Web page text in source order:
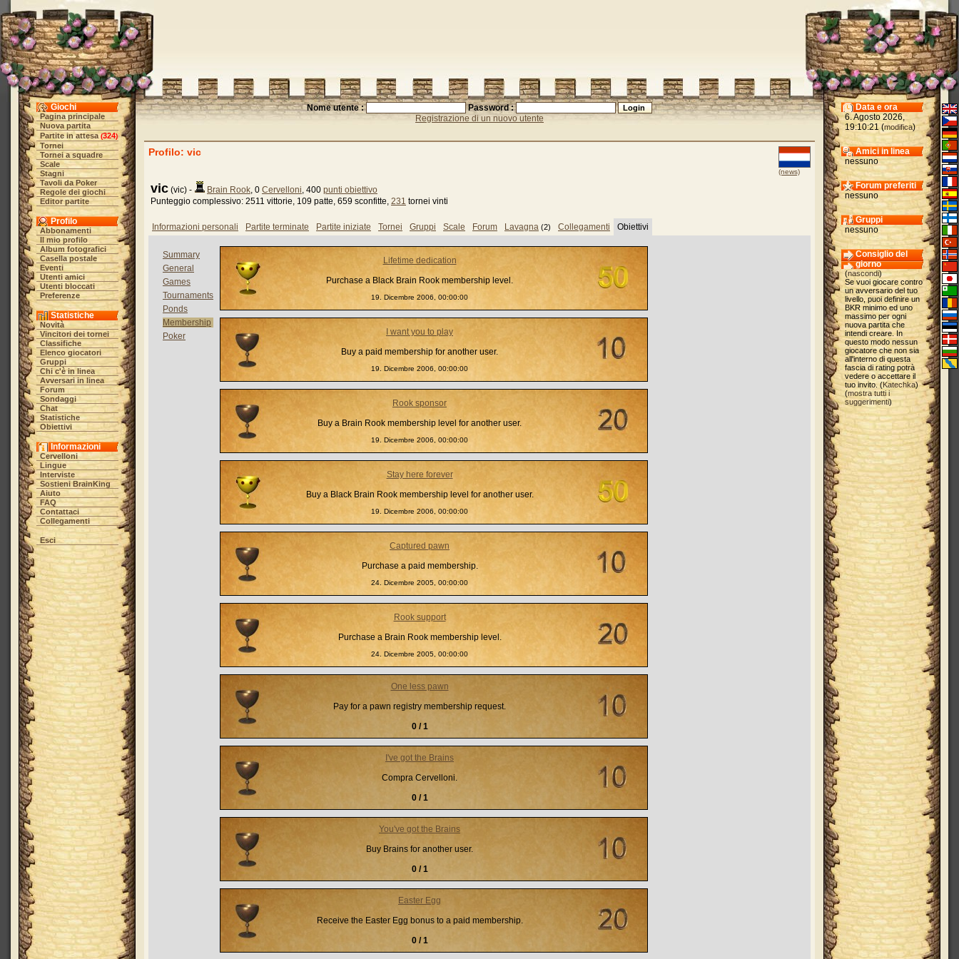
Giochi
Pagina principale
Nuova partita
Partite in attesa (324)
Tornei
Tornei a squadre
Scale
Stagni
Tavoli da Poker
Regole dei giochi
Editor partite
Profilo
Abbonamenti
Il mio profilo
Album fotografici
Casella postale
Eventi
Utenti amici
Utenti bloccati
Preferenze
Statistiche
Novità
Vincitori dei tornei
Classifiche
Elenco giocatori
Gruppi
Chi c'è in linea
Avversari in linea
Forum
Sondaggi
Chat
Statistiche
Obiettivi
Informazioni
Cervelloni
Lingue
Interviste
Sostieni BrainKing
Aiuto
FAQ
Contattaci
Collegamenti
Esci
Nome utente :
Password :
Registrazione di un nuovo utente
(news)
Profilo: vic
vic (vic) - Brain Rook, 0 Cervelloni, 400 punti obiettivo
Punteggio complessivo: 2511 vittorie, 109 patte, 659 sconfitte, 231 tornei vinti
Informazioni personali Partite terminate Partite iniziate Tornei Gruppi Scale Forum Lavagna (2) Collegamenti Obiettivi
Summary
General
Games
Tournaments
Ponds
Membership
Poker
Lifetime dedication
Purchase a Black Brain Rook membership level.
19. Dicembre 2006, 00:00:00
I want you to play
Buy a paid membership for another user.
19. Dicembre 2006, 00:00:00
Rook sponsor
Buy a Brain Rook membership level for another user.
19. Dicembre 2006, 00:00:00
Stay here forever
Buy a Black Brain Rook membership level for another user.
19. Dicembre 2006, 00:00:00
Captured pawn
Purchase a paid membership.
24. Dicembre 2005, 00:00:00
Rook support
Purchase a Brain Rook membership level.
24. Dicembre 2005, 00:00:00
One less pawn
Pay for a pawn registry membership request.
0 / 1
I've got the Brains
Compra Cervelloni.
0 / 1
You've got the Brains
Buy Brains for another user.
0 / 1
Easter Egg
Receive the Easter Egg bonus to a paid membership.
0 / 1
Data e ora
6. Agosto 2026,
19:10:21 (modifica)
Amici in linea
nessuno
Forum preferiti
nessuno
Gruppi
nessuno
Consiglio del
giorno
(nascondi)
Se vuoi giocare contro
un avversario del tuo
livello, puoi definire un
BKR minimo ed uno
massimo per ogni
nuova partita che
intendi creare. In
questo modo nessun
giocatore che non sia
all'interno di questa
fascia di rating potrà
vedere o accettare il
tuo invito. (Katechka)
(mostra tutti i
suggerimenti)